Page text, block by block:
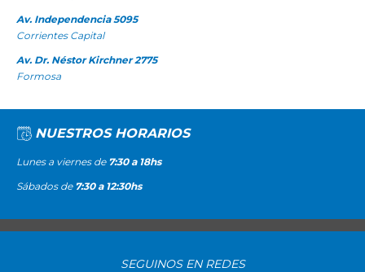
Av. Independencia 5095
Corrientes Capital
Av. Dr. Néstor Kirchner 2775
Formosa
NUESTROS HORARIOS
Lunes a viernes de 7:30 a 18hs
Sábados de 7:30 a 12:30hs
SEGUINOS EN REDES